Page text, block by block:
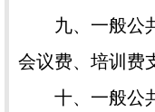
九、一般公共
会议费、培训费
十、一般公共